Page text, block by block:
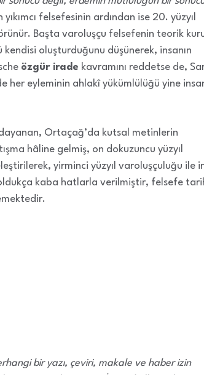
felsefesinin ardından ise 20. yüzyıl
Başta varoluşçu felsefenin teorik
oluşturduğunu düşünerek, insanın
özgür irade kavramını reddetse de,
her eyleminin ahlakî yükümlülüğü yine
Ortaçağ’da kutsal metinlerin
hâline gelmiş, on dokuzuncu yüzyıl
yirminci yüzyıl varoluşçuluğu ile
kaba hatlarla verilmiştir, felsefe
bir yazı, çeviri, makale ve haber izin